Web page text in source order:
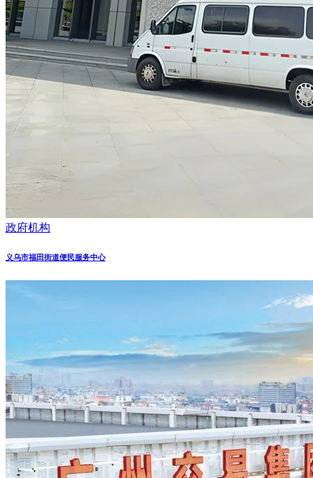
政府机构
义乌市福田街道便民服务中心